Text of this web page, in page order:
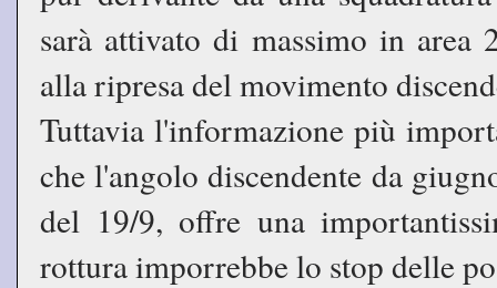
sarà attivato di massimo in area
alla ripresa del movimento
Tuttavia l'informazione più
che l'angolo discendente da
del 19/9, offre una
rottura imporrebbe lo stop delle